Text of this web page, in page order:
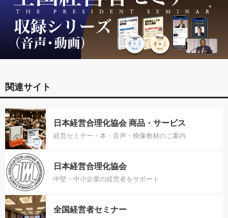
関連サイト
日本経営合理化協会 商品・サービス
経営セミナー・本・音声・映像教材のご案内
日本経営合理化協会
中堅・中小企業の経営者をサポート
全国経営者セミナー